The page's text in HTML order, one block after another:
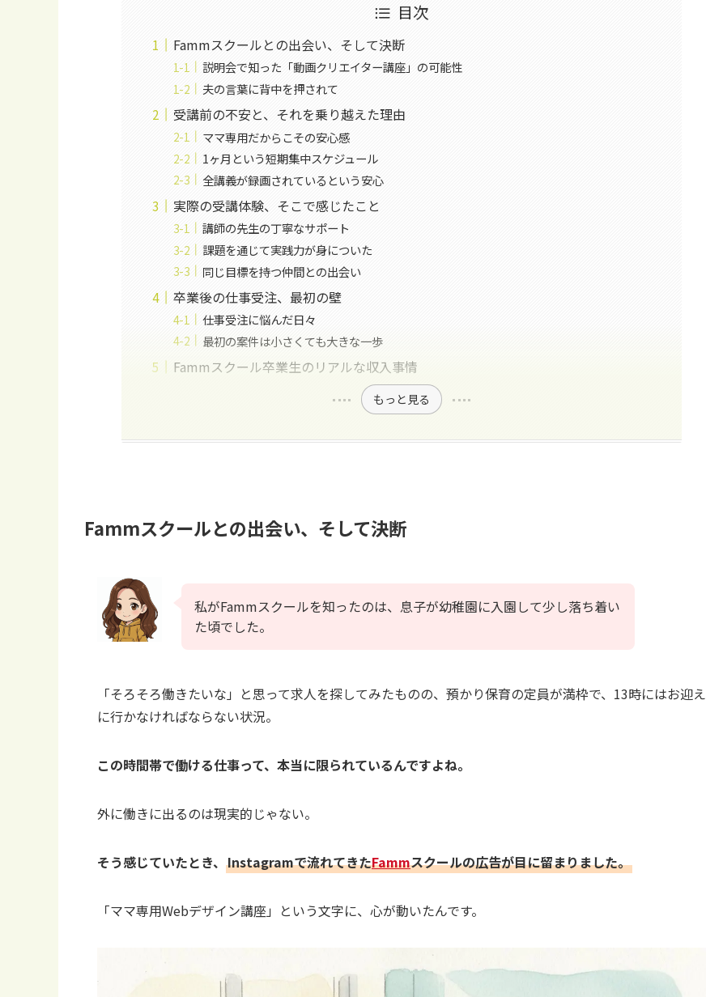
目次
Fammスクールとの出会い、そして決断
説明会で知った「動画クリエイター講座」の可能性
夫の言葉に背中を押されて
受講前の不安と、それを乗り越えた理由
ママ専用だからこその安心感
1ヶ月という短期集中スケジュール
全講義が録画されているという安心
実際の受講体験、そこで感じたこと
講師の先生の丁寧なサポート
課題を通じて実践力が身についた
同じ目標を持つ仲間との出会い
卒業後の仕事受注、最初の壁
仕事受注に悩んだ日々
最初の案件は小さくても大きな一歩
Fammスクール卒業生のリアルな収入事情
もっと見る
Fammスクールとの出会い、そして決断
私がFammスクールを知ったのは、息子が幼稚園に入園して少し落ち着い
た頃でした。
「そろそろ働きたいな」と思って求人を探してみたものの、預かり保育の定員が満枠で、13時にはお迎え
に行かなければならない状況。
この時間帯で働ける仕事って、本当に限られているんですよね。
外に働きに出るのは現実的じゃない。
そう感じていたとき、 Instagramで流れてきたFammスクールの広告が目に留まりました。
「ママ専用Webデザイン講座」という文字に、心が動いたんです。